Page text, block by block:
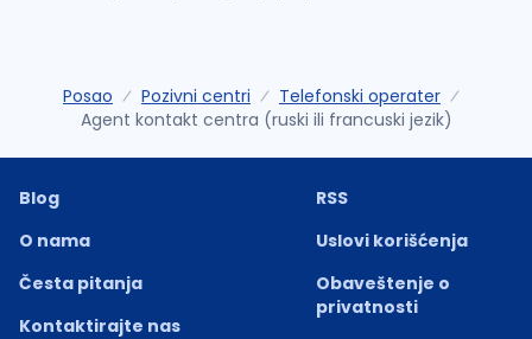
Posao Pozivni centri
Telefonski operater
Agent kontakt centra (ruski ili francuski jezik)
Blog
O nama
Česta pitanja
Kontaktirajte nas
RSS
Uslovi korišćenja
Obaveštenje o
privatnosti